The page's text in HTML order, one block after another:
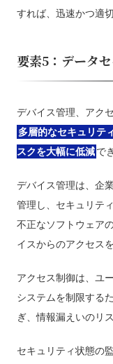
すれば、迅速かつ適
要素5：データ
デバイス管理、アク
多層的なセキュリテ
スクを大幅に低減で
デバイス管理は、企
管理し、セキュリテ
不正なソフトウェア
イスからのアクセス
アクセス制御は、ユ
システムを制限する
ぎ、情報漏えいのリ
セキュリティ状態の